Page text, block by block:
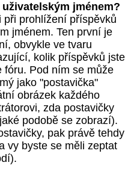
jménem?
při prohlížení příspěvků
jménem. Ten první je
obvykle ve tvaru
kolik příspěvků jste
fóru. Pod ním se může
jako "postavička"
obrázek každého
zda postavičky
podobě se zobrazí).
pak právě tehdy
vy byste se měli zeptat